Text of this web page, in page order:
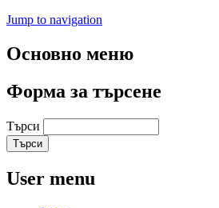
Jump to navigation
Основно меню
Форма за търсене
Търси
User menu